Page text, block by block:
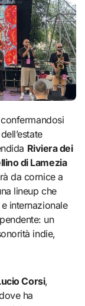
Riviera dei
di Lamezia
da cornice a
lineup che
internazionale
un
indie,
Corsi,
ha